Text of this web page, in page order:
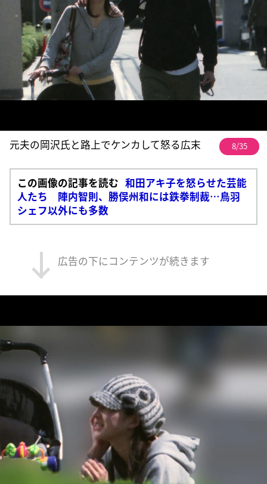
元夫の岡沢氏と路上でケンカして怒る広末 8/35
この画像の記事を読む 和田アキ子を怒らせた芸能
人たち 陣内智則、勝俣州和には鉄拳制裁…鳥羽
シェフ以外にも多数
広告の下にコンテンツが続きます